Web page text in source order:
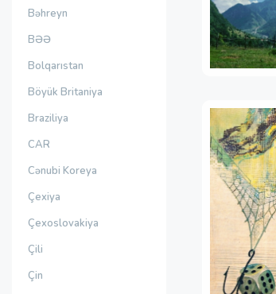
Bəhreyn
BƏƏ
Bolqarıstan
Böyük Britaniya
Braziliya
CAR
Cənubi Koreya
Çexiya
Çexoslovakiya
Çili
Çin